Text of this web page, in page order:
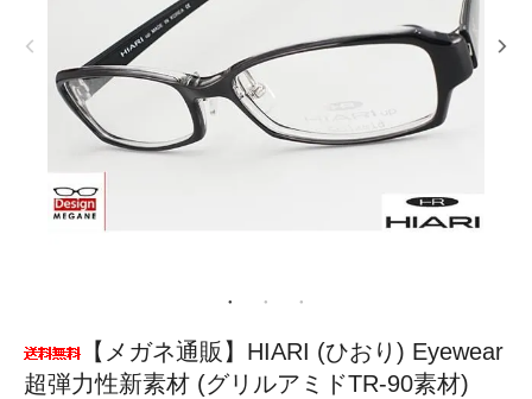
【メガネ通販】HIARI (ひおり) Eyewear
超弾力性新素材 (グリルアミドTR-90素材)